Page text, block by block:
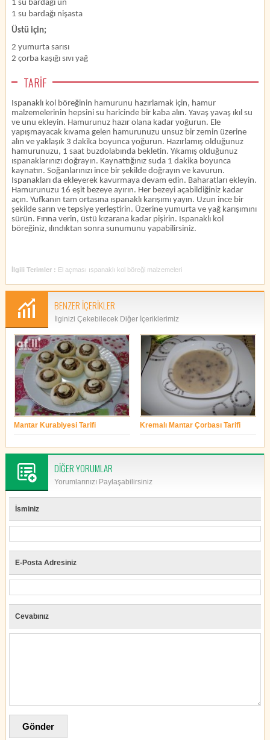
1 su bardağı un
1 su bardağı nişasta
Üstü için;
2 yumurta sarısı
2 çorba kaşığı sıvı yağ
TARİF
Ispanaklı kol böreğinin hamurunu hazırlamak için, hamur
malzemelerinin hepsini su haricinde bir kaba alın. Yavaş yavaş ıkıl su
ve unu ekleyin. Hamurunuz hazır olana kadar yoğurun. Ele
yapışmayacak kıvama gelen hamurunuzu unsuz bir zemin üzerine
alın ve yaklaşık 3 dakika boyunca yoğurun. Hazırlamış olduğunuz
hamurunuzu, 1 saat buzdolabında bekletin. Yıkamış olduğunuz
ıspanaklarınızı doğrayın. Kaynattığınız suda 1 dakika boyunca
kaynatın. Soğanlarınızı ince bir şekilde doğrayın ve kavurun.
Ispanakları da ekleyerek kavurmaya devam edin. Baharatları ekleyin.
Hamurunuzu 16 eşit bezeye ayırın. Her bezeyi açabildiğiniz kadar
açın. Yufkanın tam ortasına ıspanaklı karışımı yayın. Uzun ince bir
şekilde sarın ve tepsiye yerleştirin. Üzerine yumurta ve yağ karışımını
sürün. Fırına verin, üstü kızarana kadar pişirin. Ispanaklı kol
böreğiniz, ılındıktan sonra sunumunu yapabilirsiniz.
İlgili Terimler : El açması ıspanaklı kol böreği malzemeleri
BENZER İÇERİKLER
İlginizi Çekebilecek Diğer İçeriklerimiz
Mantar Kurabiyesi Tarifi
Kremalı Mantar Çorbası Tarifi
DİĞER YORUMLAR
Yorumlarınızı Paylaşabilirsiniz
İsminiz
E-Posta Adresiniz
Cevabınız